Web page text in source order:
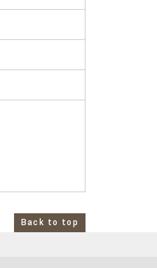
Back to top